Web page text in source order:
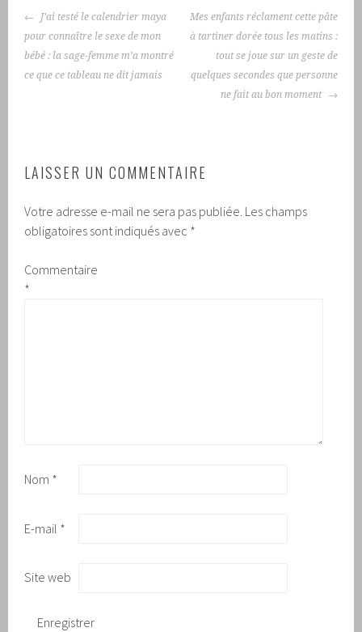
NAVIGATION
DES
ARTICLES
J’ai testé le calendrier maya
pour connaître le sexe de mon
bébé : la sage-femme m’a montré
ce que ce tableau ne dit jamais
Mes enfants réclament cette pâte
à tartiner dorée tous les matins :
tout se joue sur un geste de
quelques secondes que personne
ne fait au bon moment
LAISSER UN COMMENTAIRE
Votre adresse e-mail ne sera pas publiée. Les champs
obligatoires sont indiqués avec *
Commentaire
*
Nom *
E-mail *
Site web
Enregistrer